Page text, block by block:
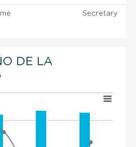
Secretary
DE LA